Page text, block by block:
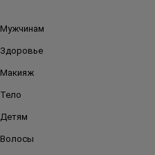
Мужчинам
Здоровье
Макияж
Тело
Детям
Волосы